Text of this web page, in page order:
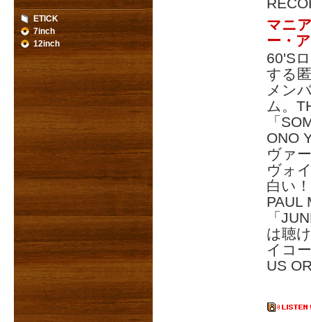
マニ
ー・
60'S
する
メン
ム。
「
ONO
ヴァ
ヴォ
白い
PAUL
「
は聴
イコ
US
ETICK
7inch
12inch